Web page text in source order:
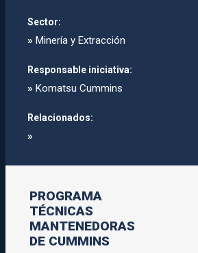
Sector:
» Minería y Extracción
Responsable iniciativa:
» Komatsu Cummins
Relacionados:
»
PROGRAMA
TÉCNICAS
MANTENEDORAS
DE CUMMINS